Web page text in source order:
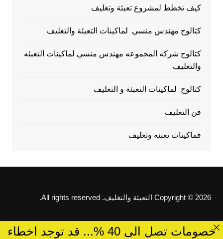
كيف تخطط لمشروع تعبئة وتغليف
كتالوج مهندس منسي لماكينات التعبئة والتغليف
كتالوج شركه المجموعه مهندس منسي لماكينات التعبئه
والتغليف
كتالوج لماكينات التعبئة و التغليف
فن التغليف
فماكينات تعبئه وتغليف
Copyright © 2026 التعبئة والتغليف. All rights reserved.
خصومات تصل الى 40 %... قد توجد اخطاء